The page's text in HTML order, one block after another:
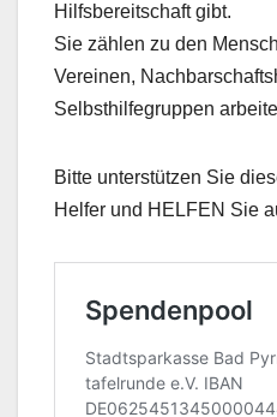
Hilfsbereitschaft gibt.
Sie zählen zu den
Vereinen,
Selbsthilfegruppen
Bitte unterstützen Sie
Helfer und HELFEN Sie